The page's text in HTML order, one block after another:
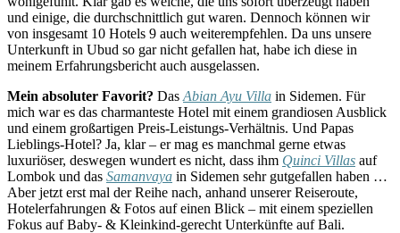
und einige, die durchschnittlich gut waren. Dennoch können wir
von insgesamt 10 Hotels 9 auch weiterempfehlen. Da uns unsere
Unterkunft in Ubud so gar nicht gefallen hat, habe ich diese in
meinem Erfahrungsbericht auch ausgelassen.
Mein absoluter Favorit? Das Abian Ayu Villa in Sidemen. Für
mich war es das charmanteste Hotel mit einem grandiosen Ausblick
und einem großartigen Preis-Leistungs-Verhältnis. Und Papas
Lieblings-Hotel? Ja, klar – er mag es manchmal gerne etwas
luxuriöser, deswegen wundert es nicht, dass ihm Quinci Villas auf
Lombok und das Samanvaya in Sidemen sehr gutgefallen haben …
Aber jetzt erst mal der Reihe nach, anhand unserer Reiseroute,
Hotelerfahrungen & Fotos auf einen Blick – mit einem speziellen
Fokus auf Baby- & Kleinkind-gerecht Unterkünfte auf Bali.